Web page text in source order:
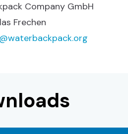
Company GmbH
Frechen